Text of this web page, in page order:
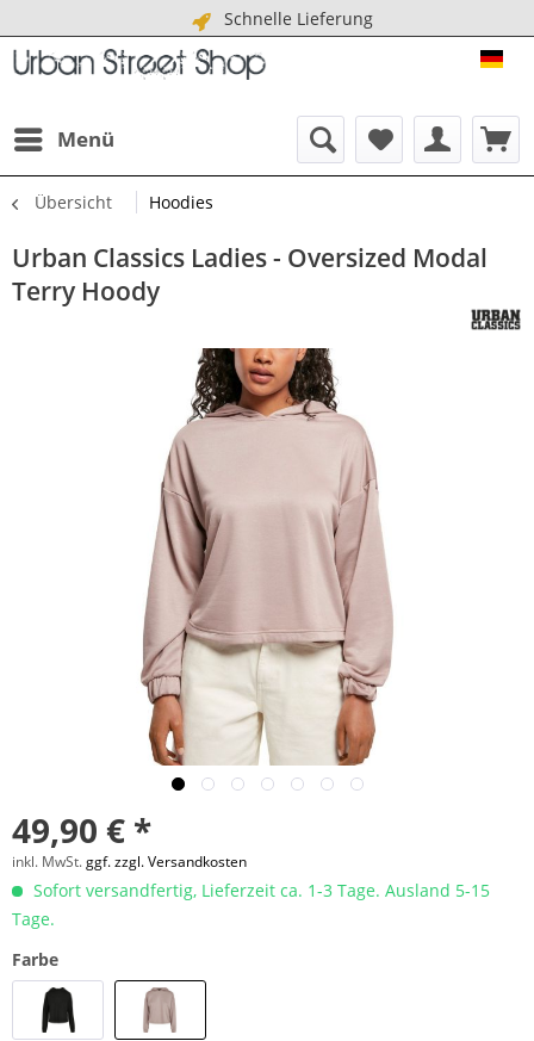
Schnelle Lieferung
Menü
Übersicht Hoodies
Urban Classics Ladies - Oversized Modal
Terry Hoody
49,90 € *
inkl. MwSt.ggf. zzgl. Versandkosten
Sofort versandfertig, Lieferzeit ca. 1-3 Tage. Ausland 5-15
Tage.
Farbe